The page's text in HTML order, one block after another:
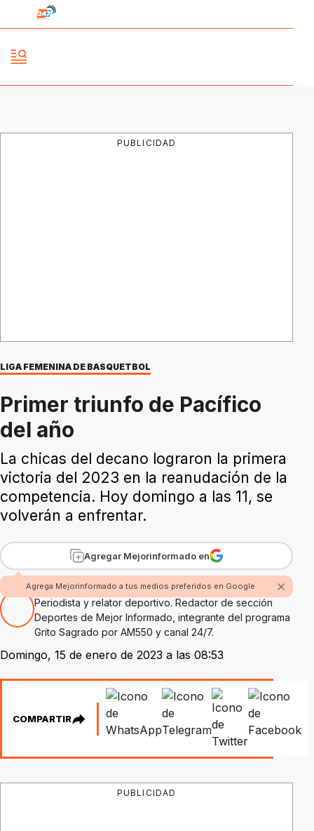
PUBLICIDAD
LIGA FEMENINA DE BASQUETBOL
Primer triunfo de Pacífico
del año
La chicas del decano lograron la primera
victoria del 2023 en la reanudación de la
competencia. Hoy domingo a las 11, se
volverán a enfrentar.
Agregar Mejorinformado en
Agrega Mejorinformado a tus medios preferidos en Google
Por Hugo Alejandro Amaolo
Periodista y relator deportivo. Redactor de sección
Deportes de Mejor Informado, integrante del programa
Grito Sagrado por AM550 y canal 24/7.
Domingo, 15 de enero de 2023 a las 08:53
COMPARTIR
PUBLICIDAD